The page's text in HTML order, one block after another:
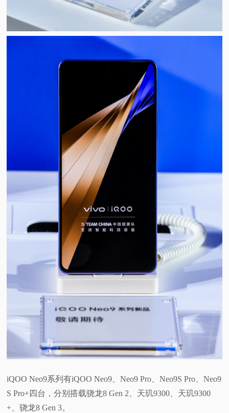
iQOO Neo9系列有iQOO Neo9、Neo9 Pro、Neo9S Pro、Neo9
S Pro+四台，分别搭载骁龙8 Gen 2、天玑9300、天玑9300
+、骁龙8 Gen 3。